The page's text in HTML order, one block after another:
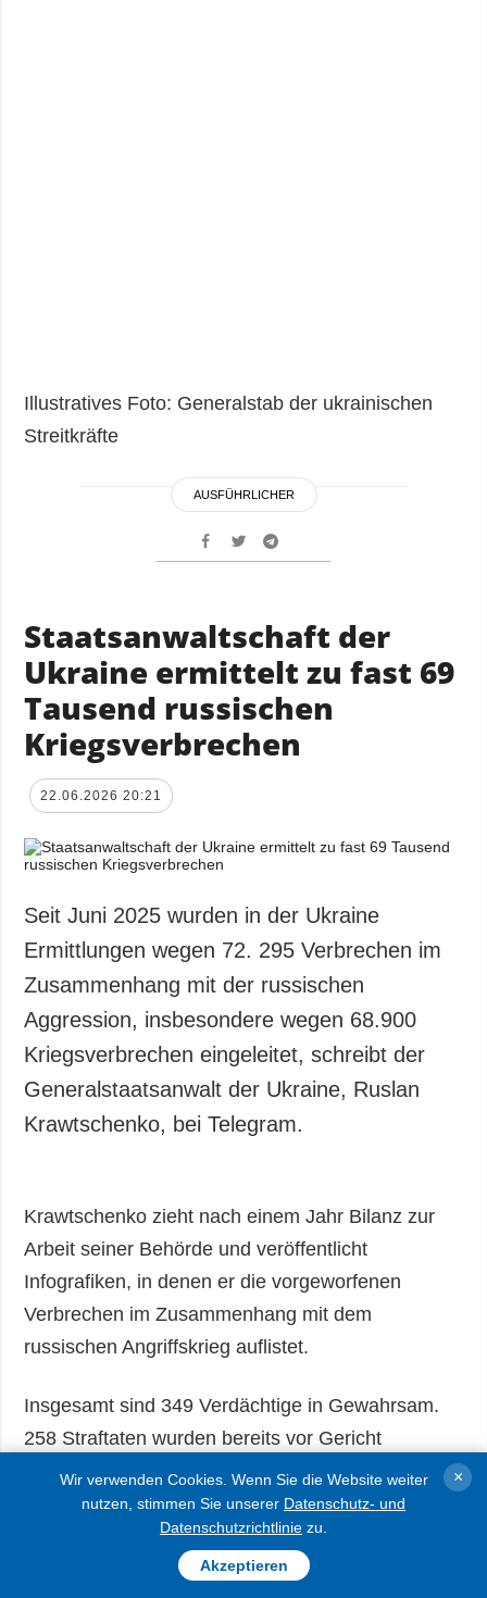
Illustratives Foto: Generalstab der ukrainischen
Streitkräfte
AUSFÜHRLICHER
Staatsanwaltschaft der
Ukraine ermittelt zu fast 69
Tausend russischen
Kriegsverbrechen
22.06.2026 20:21
Seit Juni 2025 wurden in der Ukraine
Ermittlungen wegen 72. 295 Verbrechen im
Zusammenhang mit der russischen
Aggression, insbesondere wegen 68.900
Kriegsverbrechen eingeleitet, schreibt der
Generalstaatsanwalt der Ukraine, Ruslan
Krawtschenko, bei Telegram.
Krawtschenko zieht nach einem Jahr Bilanz zur
Arbeit seiner Behörde und veröffentlicht
Infografiken, in denen er die vorgeworfenen
Verbrechen im Zusammenhang mit dem
russischen Angriffskrieg auflistet.
Insgesamt sind 349 Verdächtige in Gewahrsam.
258 Straftaten wurden bereits vor Gericht
gebrach, gegen 97 Russen haben Gerichte Urteile
Bis Anfang März 2026 wurden etwa 213.200 Fälle
Wir verwenden Cookies. Wenn Sie die Website weiter
nutzen, stimmen Sie unserer Datenschutz- und
Datenschutzrichtlinie zu.
Akzeptieren
×